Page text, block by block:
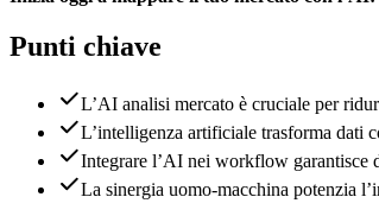
Punti chiave
L’AI analisi mercato è cruciale per
L’intelligenza artificiale trasforma dati
Integrare l’AI nei workflow garantisce
La sinergia uomo-macchina potenzia